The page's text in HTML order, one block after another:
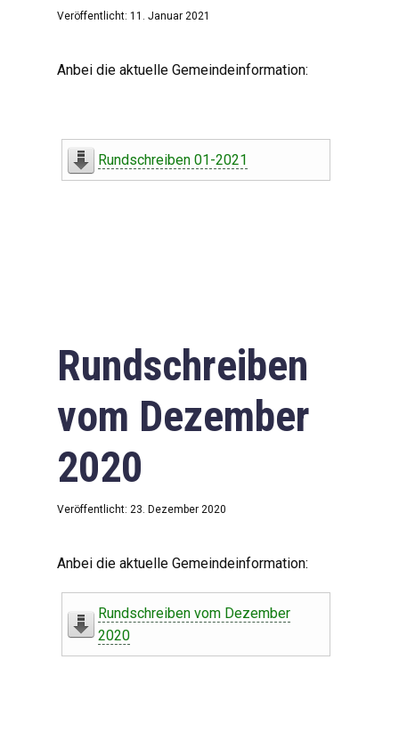
Veröffentlicht: 11. Januar 2021
Anbei die aktuelle Gemeindeinformation:
Rundschreiben 01-2021
Rundschreiben
vom Dezember
2020
Veröffentlicht: 23. Dezember 2020
Anbei die aktuelle Gemeindeinformation:
Rundschreiben vom Dezember
2020